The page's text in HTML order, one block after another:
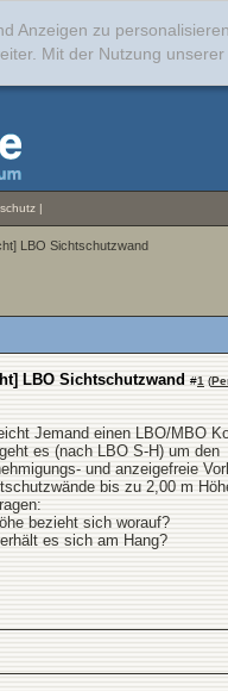
Anzeigen zu
Mit der Nutzung
|
LBO Sichtschutzwand
LBO Sichtschutzwand #1 (
Jemand einen LBO/MBO
es (nach LBO S-H) um den
und anzeigefreie
bis zu 2,00 m
bezieht sich worauf?
es sich am Hang?